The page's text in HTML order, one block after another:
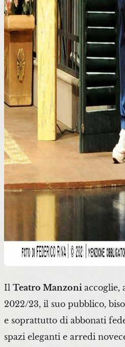
Il Teatro Manzoni accoglie,
2022/23, il suo pubblico,
e soprattutto di abbonati
spazi eleganti e arredi